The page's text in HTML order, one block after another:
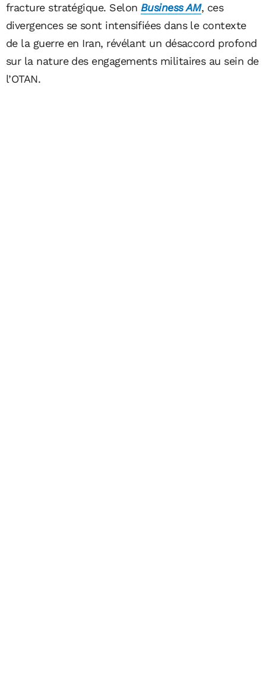
fracture stratégique. Selon Business AM, ces
divergences se sont intensifiées dans le contexte
de la guerre en Iran, révélant un désaccord profond
sur la nature des engagements militaires au sein de
l’OTAN.